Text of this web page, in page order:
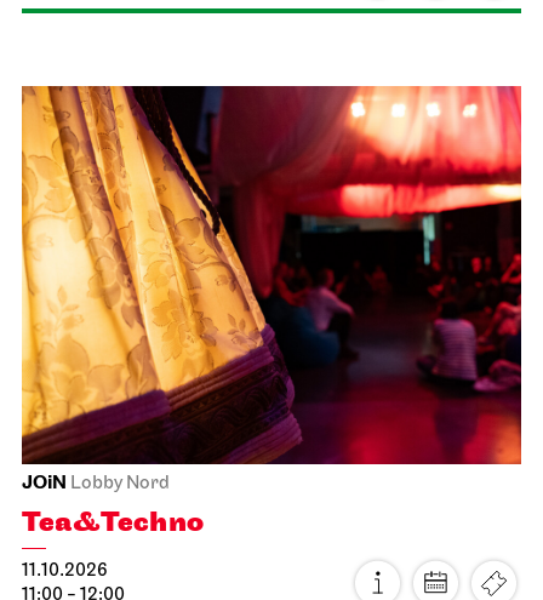
Schauspiel StuttgartLower Lobby Schauspielhaus
Premierenmatinee
11.10.2026
11:00